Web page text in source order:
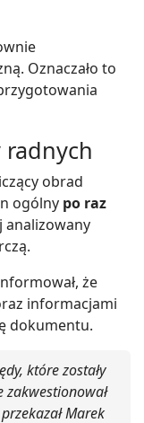
Oznaczało to
radnych
obrad
ogólny po raz
analizowany
że
informacjami
dokumentu.
które zostały
Marek